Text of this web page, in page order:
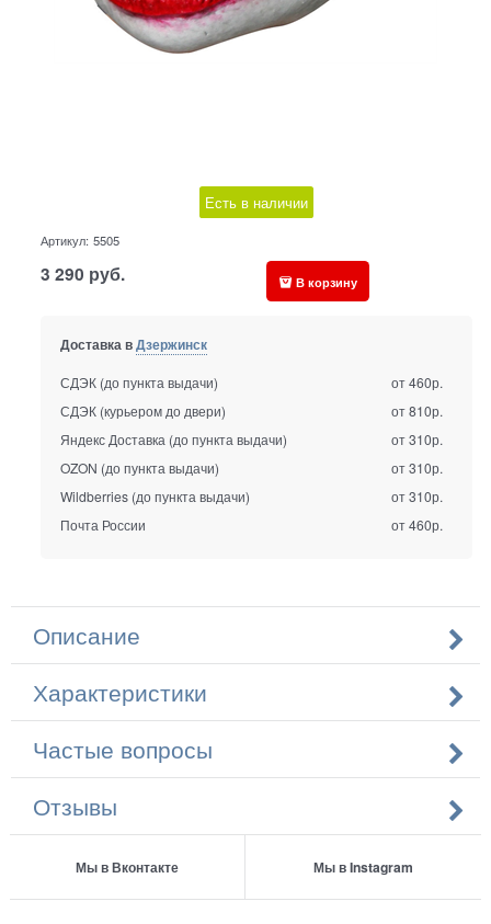
Есть в наличии
Артикул: 5505
3 290 руб. В корзину
Доставка вДзержинск
СДЭК (до пункта выдачи)
от 460р.
СДЭК (курьером до двери)
от 810р.
Яндекс Доставка (до пункта выдачи)
от 310р.
OZON (до пункта выдачи)
от 310р.
Wildberries (до пункта выдачи)
от 310р.
Почта России
от 460р.
Описание
Характеристики
Частые вопросы
Отзывы
Мы в Вконтакте Мы в Instagram